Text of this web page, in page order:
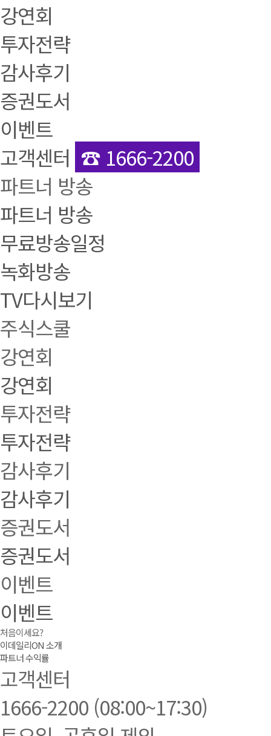
강연회
투자전략
감사후기
증권도서
이벤트
고객센터 ☎ 1666-2200
파트너 방송
파트너 방송
무료방송일정
녹화방송
TV다시보기
주식스쿨
강연회
강연회
투자전략
투자전략
감사후기
감사후기
증권도서
증권도서
이벤트
이벤트
처음이세요?
이데일리ON 소개
파트너 수익률
고객센터
1666-2200 (08:00~17:30)